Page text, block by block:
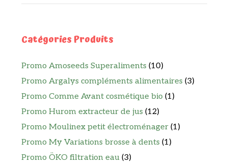
Catégories Produits
Promo Amoseeds Superaliments (10)
Promo Argalys compléments alimentaires (3)
Promo Comme Avant cosmétique bio (1)
Promo Hurom extracteur de jus (12)
Promo Moulinex petit électroménager (1)
Promo My Variations brosse à dents (1)
Promo ÖKO filtration eau (3)